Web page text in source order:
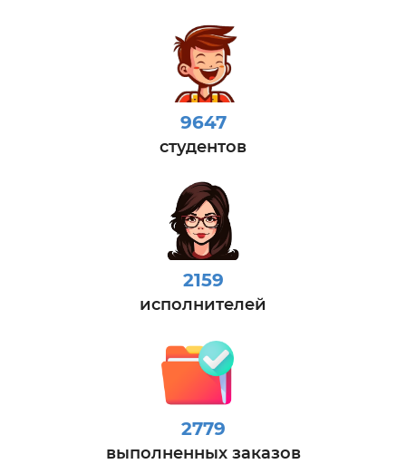
9647
студентов
2159
исполнителей
2779
выполненных заказов